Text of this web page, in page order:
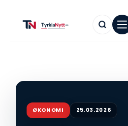
ØKONOMI 25.03.2026